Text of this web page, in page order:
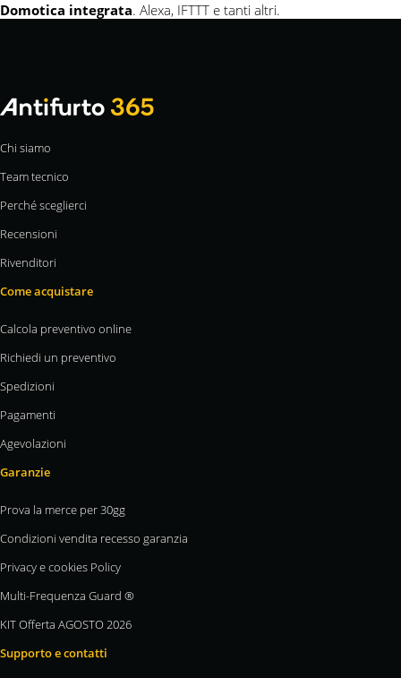
Domotica integrata. Alexa, IFTTT e tanti altri.
Chi siamo
Team tecnico
Perché sceglierci
Recensioni
Rivenditori
Come acquistare
Calcola preventivo online
Richiedi un preventivo
Spedizioni
Pagamenti
Agevolazioni
Garanzie
Prova la merce per 30gg
Condizioni vendita recesso garanzia
Privacy e cookies Policy
Multi-Frequenza Guard ®
KIT Offerta AGOSTO 2026
Supporto e contatti